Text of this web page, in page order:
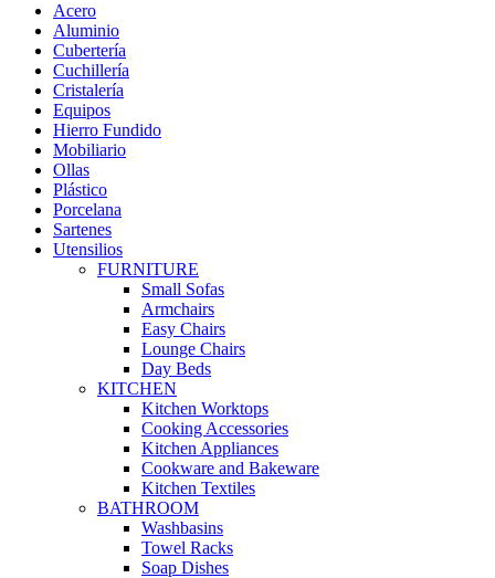
Acero
Aluminio
Cubertería
Cuchillería
Cristalería
Equipos
Hierro Fundido
Mobiliario
Ollas
Plástico
Porcelana
Sartenes
Utensilios
FURNITURE
Small Sofas
Armchairs
Easy Chairs
Lounge Chairs
Day Beds
KITCHEN
Kitchen Worktops
Cooking Accessories
Kitchen Appliances
Cookware and Bakeware
Kitchen Textiles
BATHROOM
Washbasins
Towel Racks
Soap Dishes